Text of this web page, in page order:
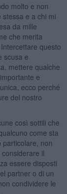
molto e non
e a chi mi
da mille
che merita
questo
scusa e
mettere qualche
e
ecco perché
del nostro
così sottili che
come sta
non
il
essere disposti
partner o di un
condividere le